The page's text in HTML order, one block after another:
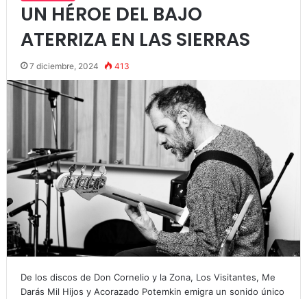
UN HÉROE DEL BAJO
ATERRIZA EN LAS SIERRAS
7 diciembre, 2024 413
De los discos de Don Cornelio y la Zona, Los Visitantes, Me
Darás Mil Hijos y Acorazado Potemkin emigra un sonido único